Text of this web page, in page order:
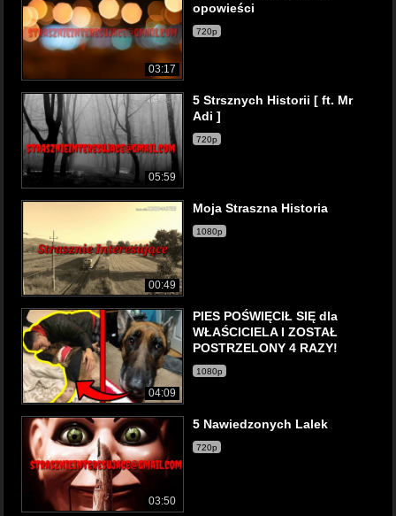
03:17
opowieści
720p
05:59
5 Strsznych Historii [ ft. Mr
Adi ]
720p
00:49
Moja Straszna Historia
1080p
04:09
PIES POŚWIĘCIŁ SIĘ dla
WŁAŚCICIELA I ZOSTAŁ
POSTRZELONY 4 RAZY!
1080p
03:50
5 Nawiedzonych Lalek
720p